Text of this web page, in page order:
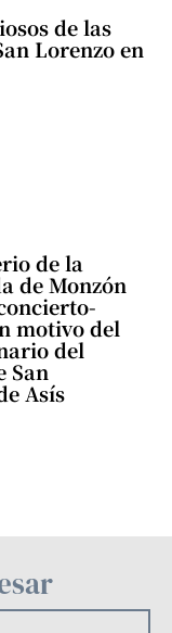
de las
Lorenzo en
de la
de Monzón
motivo del
del
San
Asís